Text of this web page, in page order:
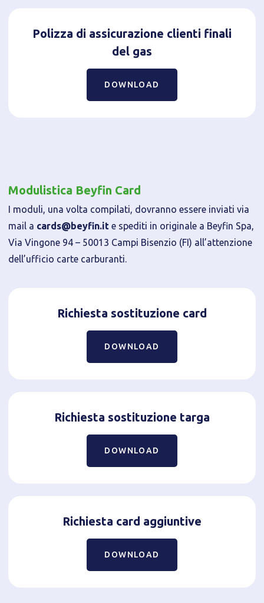
Polizza di assicurazione clienti finali
del gas
DOWNLOAD
Modulistica Beyfin Card
I moduli, una volta compilati, dovranno essere inviati via
mail a cards@beyfin.it e spediti in originale a Beyfin Spa,
Via Vingone 94 – 50013 Campi Bisenzio (FI) all’attenzione
dell’ufficio carte carburanti.
Richiesta sostituzione card
DOWNLOAD
Richiesta sostituzione targa
DOWNLOAD
Richiesta card aggiuntive
DOWNLOAD